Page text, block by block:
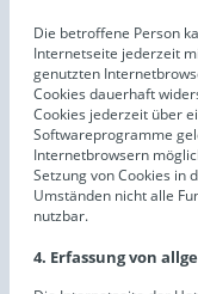
Die betroffene Person
Internetseite jederzeit
genutzten
Cookies dauerhaft
Cookies jederzeit über
Softwareprogramme
Internetbrowsern
Setzung von Cookies in
Umständen nicht alle
nutzbar.
4. Erfassung von